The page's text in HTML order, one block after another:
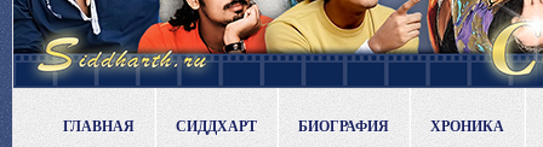
ГЛАВНАЯ СИДДХАРТ БИОГРАФИЯ ХРОНИКА